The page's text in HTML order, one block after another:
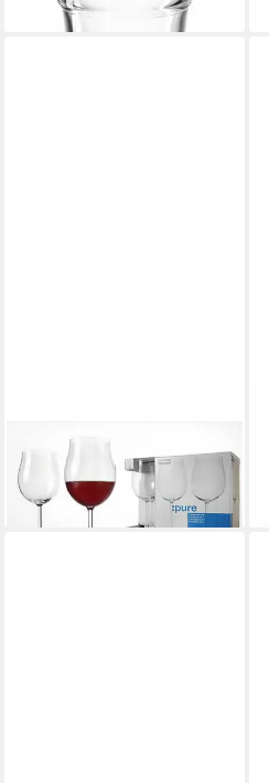
22,52 €
lieferbar - in 3-4 Werktagen bei dir